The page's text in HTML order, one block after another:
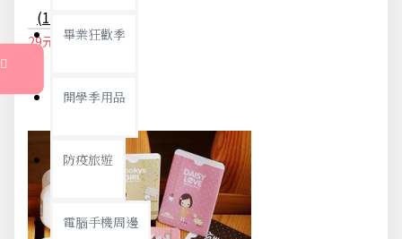
畢業狂歡季
開學季用品
防疫旅遊
電腦手機周邊
29元 31元